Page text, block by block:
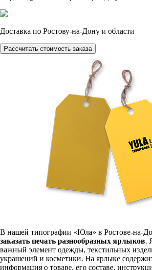
Доставка по Ростову-на-Дону и области
Рассчитать стоимость заказа
В нашей типографии «Юла» в Ростове-на-
заказать печать разнообразных ярлыков.
важный элемент одежды, текстильных
украшений и косметики. На ярлыке
информация о товаре, его составе,